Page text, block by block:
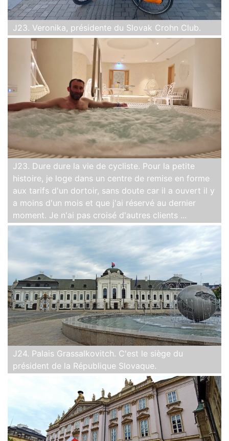
J23. Veronika, présidente du Slovak Crohn Club.
J23. Dure dure la vie de cycliste. Pour la petite
histoire, je loge dans un centre de remise en forme
aux tarifs d'un dortoir, sans doute car il a ouvert il y
a moins d'un mois et que j'ai réservé au dernier
moment. Je n'ai pas croisé d'autres clients ...
J24. Palais Grassalkovitch. C'est le siège du
président de la République Slovaque.